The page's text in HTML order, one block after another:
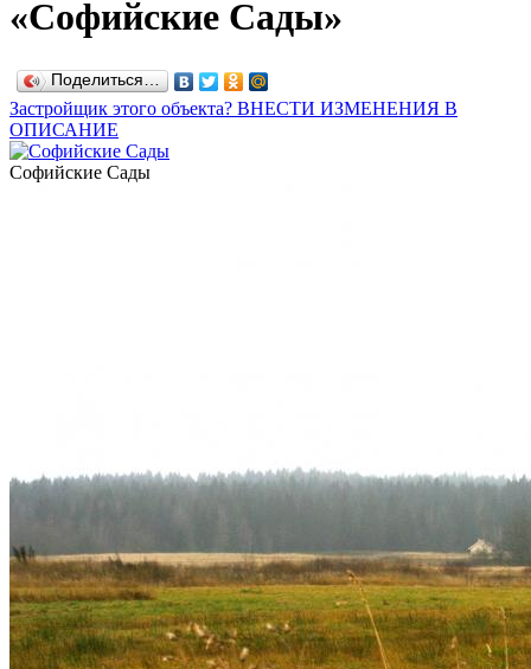
«Софийские Сады»
Поделиться…
Застройщик этого объекта? ВНЕСТИ ИЗМЕНЕНИЯ В
ОПИСАНИЕ
Софийские Сады